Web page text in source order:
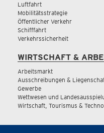
Luftfahrt
Mobilitätsstrategie
Öffentlicher Verkehr
Schifffahrt
Verkehrssicherheit
WIRTSCHAFT &
Arbeitsmarkt
Ausschreibungen &
Gewerbe
Wettwesen und
Wirtschaft, Tourismus &